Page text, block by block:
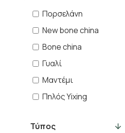
Πορσελάνη
New bone china
Bone china
Γυαλί
Μαντέμι
Πηλός Yixing
Τύπος